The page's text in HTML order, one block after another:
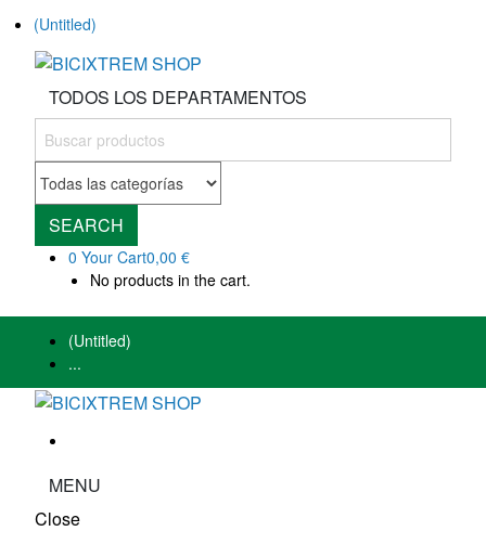
(Untitled)
TODOS LOS DEPARTAMENTOS
SEARCH
0 Your Cart0,00 €
No products in the cart.
(Untitled)
...
MENU
Close